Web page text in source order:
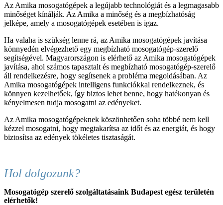
Az Amika mosogatógépek a legújabb technológiát és a legmagasabb
minőséget kínálják. Az Amika a minőség és a megbízhatóság
jelképe, amely a mosogatógépek esetében is igaz.
Ha valaha is szükség lenne rá, az Amika mosogatógépek javítása
könnyedén elvégezhető egy megbízható mosogatógép-szerelő
segítségével. Magyarországon is elérhető az Amika mosogatógépek
javítása, ahol számos tapasztalt és megbízható mosogatógép-szerelő
áll rendelkezésre, hogy segítsenek a probléma megoldásában. Az
Amika mosogatógépek intelligens funkciókkal rendelkeznek, és
könnyen kezelhetőek, így biztos lehet benne, hogy hatékonyan és
kényelmesen tudja mosogatni az edényeket.
Az Amika mosogatógépeknek köszönhetően soha többé nem kell
kézzel mosogatni, hogy megtakarítsa az időt és az energiát, és hogy
biztosítsa az edények tökéletes tisztaságát.
Hol dolgozunk?
Mosogatógép szerelő szolgáltatásaink Budapest egész területén
elérhetők!